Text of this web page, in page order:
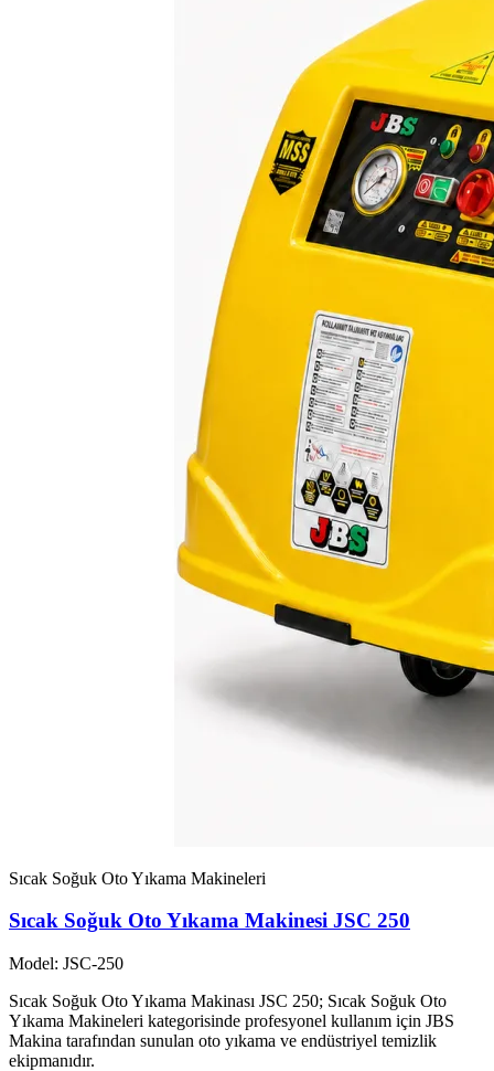
Sıcak Soğuk Oto Yıkama Makineleri
Sıcak Soğuk Oto Yıkama Makinesi JSC 250
Model: JSC-250
Sıcak Soğuk Oto Yıkama Makinası JSC 250; Sıcak Soğuk Oto
Yıkama Makineleri kategorisinde profesyonel kullanım için JBS
Makina tarafından sunulan oto yıkama ve endüstriyel temizlik
ekipmanıdır.